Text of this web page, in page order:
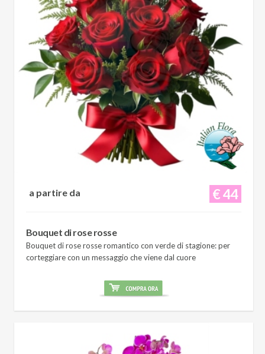
€ 44
a partire da
Bouquet di rose rosse
Bouquet di rose rosse romantico con verde di stagione: per
corteggiare con un messaggio che viene dal cuore